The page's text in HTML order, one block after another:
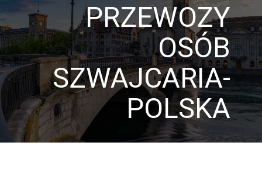
PRZEWOZY
OSÓB
SZWAJCARIA-
POLSKA